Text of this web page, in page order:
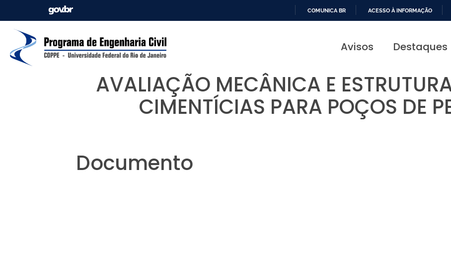
PARA
COMUNICA BR ACESSO À INFORMAÇÃO
Avisos Destaques
AVALIAÇÃO MECÂNICA E
CIMENTÍCIAS PARA POÇOS DE
Documento